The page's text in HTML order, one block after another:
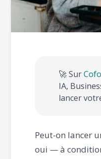
🚀 Sur
IA,
lancer
Peut-on lancer
oui — à